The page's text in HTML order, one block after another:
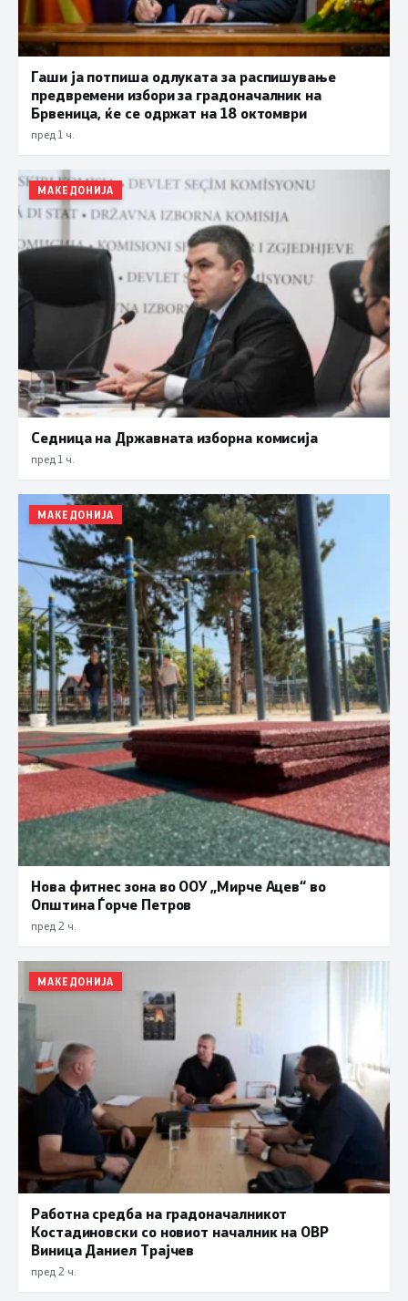
Гаши ја потпиша одлуката за распишување
предвремени избори за градоначалник на
Брвеница, ќе се одржат на 18 октомври
пред 1 ч.
МАКЕДОНИЈА
Седница на Државната изборна комисија
пред 1 ч.
МАКЕДОНИЈА
Нова фитнес зона во ООУ „Мирче Ацев“ во
Општина Ѓорче Петров
пред 2 ч.
МАКЕДОНИЈА
Работна средба на градоначалникот
Костадиновски со новиот началник на ОВР
Виница Даниел Трајчев
пред 2 ч.